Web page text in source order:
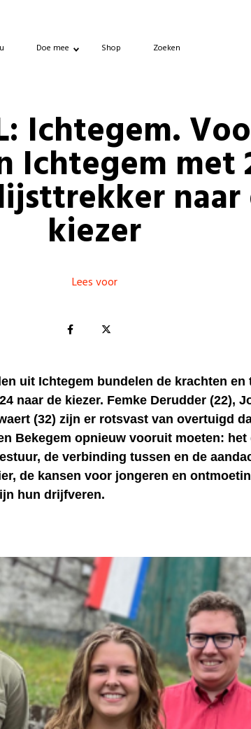
Doe mee Shop Zoeken
Ichtegem.
Ichtegem met
naar
kiezer
Lees voor
uit Ichtegem bundelen de krachten en
naar de kiezer. Femke Derudder (22),
(32) zijn er rotsvast van overtuigd
Bekegem opnieuw vooruit moeten: het
de verbinding tussen en de
de kansen voor jongeren en
hun drijfveren.